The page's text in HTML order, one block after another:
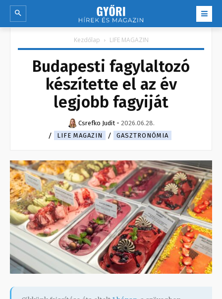
Kezdőlap LIFE MAGAZIN
Budapesti fagylaltozó
készítette el az év
legjobb fagyiját
Csrefko Judit - 2026.06.28.
LIFE MAGAZIN
GASZTRONÓMIA